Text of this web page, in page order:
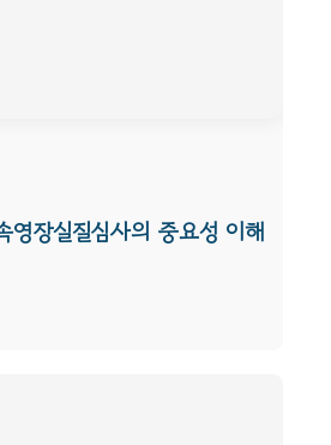
영장실질심사의 중요성 이해